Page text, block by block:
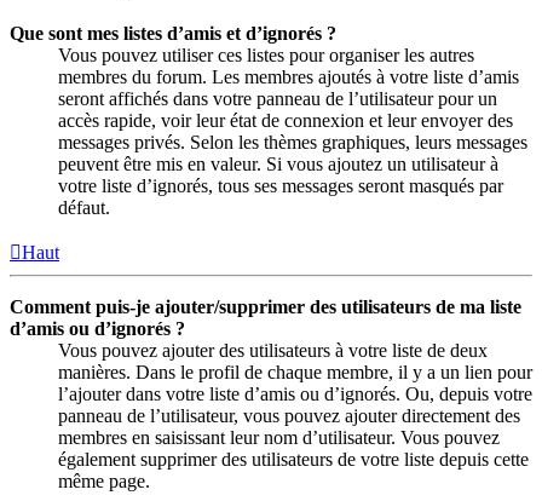
Que sont mes listes d’amis et d’ignorés ?
Vous pouvez utiliser ces listes pour organiser les autres
membres du forum. Les membres ajoutés à votre liste d’amis
seront affichés dans votre panneau de l’utilisateur pour un
accès rapide, voir leur état de connexion et leur envoyer des
messages privés. Selon les thèmes graphiques, leurs messages
peuvent être mis en valeur. Si vous ajoutez un utilisateur à
votre liste d’ignorés, tous ses messages seront masqués par
défaut.
Haut
Comment puis-je ajouter/supprimer des utilisateurs de ma liste
d’amis ou d’ignorés ?
Vous pouvez ajouter des utilisateurs à votre liste de deux
manières. Dans le profil de chaque membre, il y a un lien pour
l’ajouter dans votre liste d’amis ou d’ignorés. Ou, depuis votre
panneau de l’utilisateur, vous pouvez ajouter directement des
membres en saisissant leur nom d’utilisateur. Vous pouvez
également supprimer des utilisateurs de votre liste depuis cette
même page.